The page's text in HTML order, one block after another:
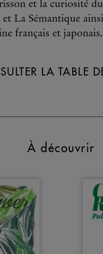
et la curiosité
La Sémantique
français et japonais.
LA TABLE
À découvrir